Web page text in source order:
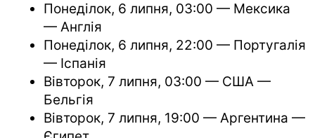
Понеділок, 6 липня, 03:00 — Мексика
— Англія
Понеділок, 6 липня, 22:00 — Португалія
— Іспанія
Вівторок, 7 липня, 03:00 — США —
Бельгія
Вівторок, 7 липня, 19:00 — Аргентина —